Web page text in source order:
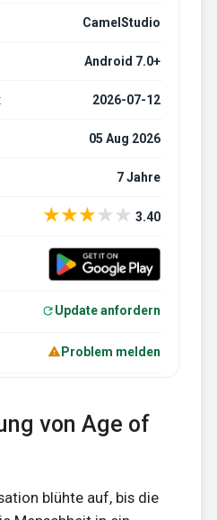
CamelStudio
Android 7.0+
2026-07-12
05 Aug 2026
7 Jahre
★★★★★ 3.40
Update anfordern
Problem melden
von Age of
blühte auf, bis die